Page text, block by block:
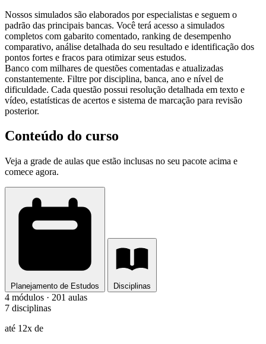
Nossos simulados são elaborados por especialistas e seguem o
padrão das principais bancas. Você terá acesso a simulados
completos com gabarito comentado, ranking de desempenho
comparativo, análise detalhada do seu resultado e identificação dos
pontos fortes e fracos para otimizar seus estudos.
Banco com milhares de questões comentadas e atualizadas
constantemente. Filtre por disciplina, banca, ano e nível de
dificuldade. Cada questão possui resolução detalhada em texto e
vídeo, estatísticas de acertos e sistema de marcação para revisão
posterior.
Conteúdo do curso
Veja a grade de aulas que estão inclusas no seu pacote acima e
comece agora.
Planejamento de Estudos Disciplinas
4 módulos · 201 aulas
7 disciplinas
até 12x de